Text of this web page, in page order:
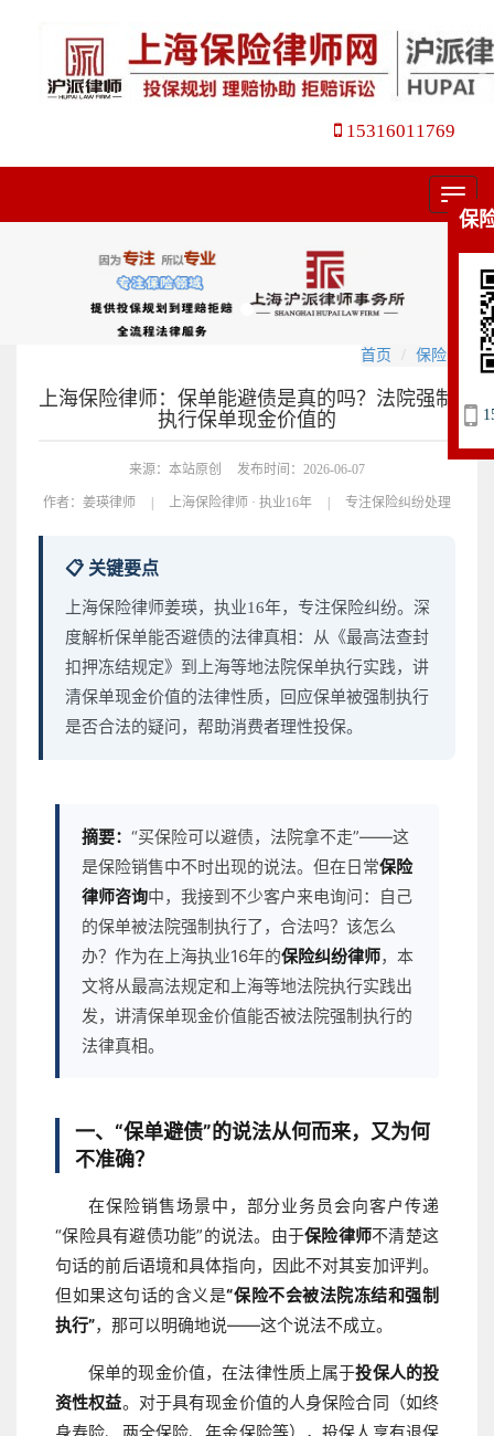
15316011769
菜
单
首页 保险咨询
上海保险律师：保单能避债是真的吗？法院强制
执行保单现金价值的
来源：本站原创 发布时间：2026-06-07
作者： 姜瑛律师 | 上海保险律师 · 执业16年 | 专注保险纠纷处理
📋 关键要点
上海保险律师姜瑛，执业16年，专注保险纠纷。深
度解析保单能否避债的法律真相：从《最高法查封
扣押冻结规定》到上海等地法院保单执行实践，讲
清保单现金价值的法律性质，回应保单被强制执行
是否合法的疑问，帮助消费者理性投保。
摘要： “买保险可以避债，法院拿不走”——这
是保险销售中不时出现的说法。但在日常保险
律师咨询中，我接到不少客户来电询问：自己
的保单被法院强制执行了，合法吗？该怎么
办？作为在上海执业16年的保险纠纷律师，本
文将从最高法规定和上海等地法院执行实践出
发，讲清保单现金价值能否被法院强制执行的
法律真相。
一、“保单避债”的说法从何而来，又为何
不准确？
在保险销售场景中，部分业务员会向客户传递
“保险具有避债功能”的说法。由于保险律师不清楚这
句话的前后语境和具体指向，因此不对其妄加评判。
但如果这句话的含义是“保险不会被法院冻结和强制
执行”，那可以明确地说——这个说法不成立。
保单的现金价值，在法律性质上属于投保人的投
资性权益。对于具有现金价值的人身保险合同（如终
保